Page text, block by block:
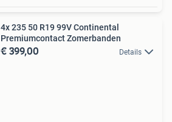
4x 235 50 R19 99V Continental
Premiumcontact Zomerbanden
€ 399,00 Details